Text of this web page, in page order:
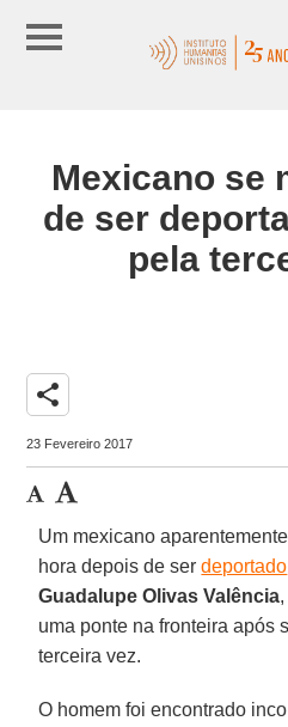
Mexicano se
de ser
pela
share
23 Fevereiro 2017
Um mexicano
hora depois de serdeportado
Guadalupe Olivas Valência
uma ponte na fronteira após
terceira vez.
O homem foi encontrado